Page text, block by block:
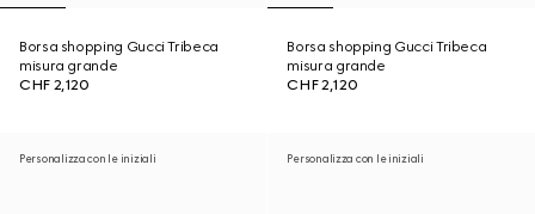
Borsa shopping Gucci Tribeca
misura grande
CHF 2,120
Borsa shopping Gucci Tribeca
misura grande
CHF 2,120
Personalizza con le iniziali Personalizza con le iniziali